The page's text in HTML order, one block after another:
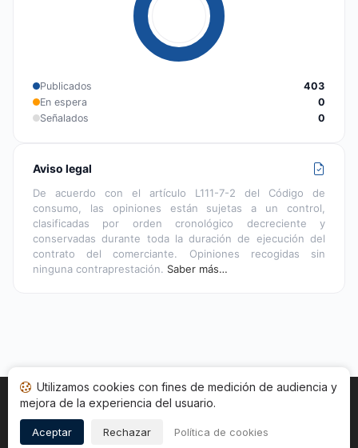
Publicados
403
En espera
0
Señalados
0
Aviso legal
De acuerdo con el artículo L111-7-2 del Código de
consumo, las opiniones están sujetas a un control,
clasificadas por orden cronológico decreciente y
conservadas durante toda la duración de ejecución del
contrato del comerciante. Opiniones recogidas sin
ninguna contraprestación. Saber más…
Inicio Estado opiniones Categorías
Utilizamos cookies con fines de medición de audiencia y
mejora de la experiencia del usuario.
Aceptar Rechazar Política de cookies